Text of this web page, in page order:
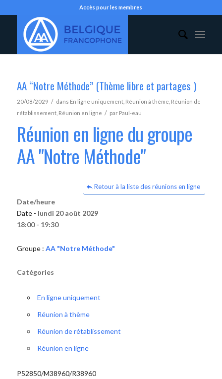
Accès pour les membres
AA “Notre Méthode” (Thème libre et partages )
20/08/2029 / dans En ligne uniquement, Réunion à thème Réunion de
rétablissement, Réunion en ligne / par Paul-eau
Réunion en ligne du groupe
AA "Notre Méthode"
Retour à la liste des réunions en ligne
Date/heure
Date - lundi 20 août 2029
18:00 - 19:30
Groupe : AA "Notre Méthode"
Catégories
En ligne uniquement
Réunion à thème
Réunion de rétablissement
Réunion en ligne
P52850/M38960/R38960